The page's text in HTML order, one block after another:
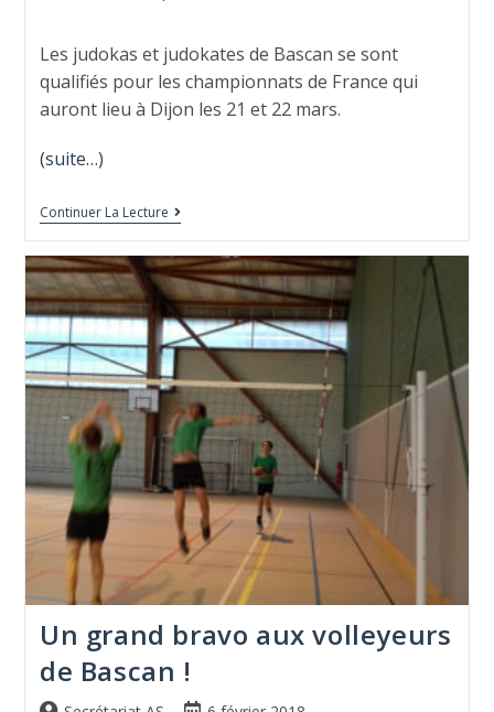
Les judokas et judokates de Bascan se sont
qualifiés pour les championnats de France qui
auront lieu à Dijon les 21 et 22 mars.
(suite…)
Continuer La Lecture
Un grand bravo aux volleyeurs
de Bascan !